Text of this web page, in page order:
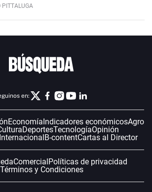
PITTALUGA
en:
Economía Indicadores económicosAgro
DeportesTecnologíaOpinión
B-contentCartas al Director
Comercial Políticas de privacidad
Términos y Condiciones